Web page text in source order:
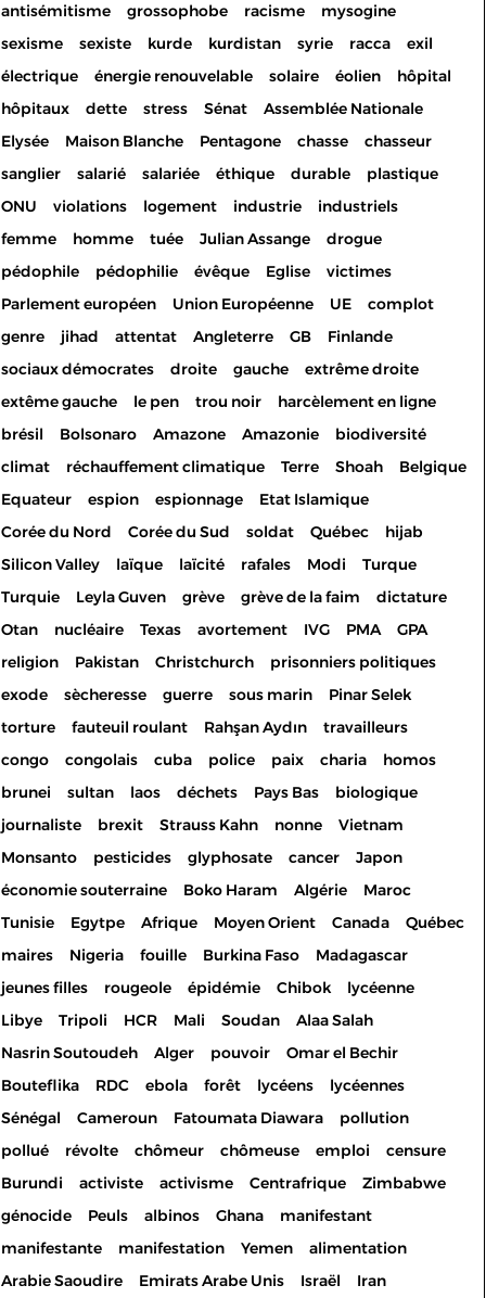
antisémitisme
grossophobe racisme
mysogine
sexisme
sexiste kurde kurdistan syrie racca
exil
électrique
énergie renouvelable solaire éolien
hôpital
hôpitaux
dette stress Sénat
Assemblée Nationale
Elysée
Maison Blanche Pentagone chasse
chasseur
sanglier
salarié salariée éthique durable
plastique
ONU
violations logement industrie
industriels
femme
homme tuée Julian Assange
drogue
pédophile
pédophilie évêque Eglise
victimes
Parlement européen
Union Européenne UE
complot
genre
jihad attentat Angleterre GB
Finlande
sociaux démocrates
droite gauche
extrême droite
extême gauche
le pen trou noir
harcèlement en ligne
brésil
Bolsonaro Amazone Amazonie
biodiversité
climat
réchauffement climatique Terre Shoah
Belgique
Equateur
espion espionnage
Etat Islamique
Corée du Nord
Corée du Sud soldat Québec
hijab
Silicon Valley
laïque laïcité rafales Modi
Turque
Turquie
Leyla Guven grève grève de la faim
dictature
Otan
nucléaire Texas avortement IVG PMA
GPA
religion
Pakistan Christchurch
prisonniers politiques
exode
sècheresse guerre sous marin
Pinar Selek
torture
fauteuil roulant Rahşan Aydın
travailleurs
congo
congolais cuba police paix charia
homos
brunei
sultan laos déchets Pays Bas
biologique
journaliste
brexit Strauss Kahn nonne
Vietnam
Monsanto
pesticides glyphosate cancer
Japon
économie souterraine
Boko Haram Algérie
Maroc
Tunisie
Egytpe Afrique Moyen Orient Canada
Québec
maires
Nigeria fouille Burkina Faso
Madagascar
jeunes filles
rougeole épidémie Chibok
lycéenne
Libye
Tripoli HCR Mali Soudan
Alaa Salah
Nasrin Soutoudeh
Alger pouvoir
Omar el Bechir
Bouteflika
RDC ebola forêt lycéens
lycéennes
Sénégal
Cameroun Fatoumata Diawara
pollution
pollué
révolte chômeur chômeuse emploi
censure
Burundi
activiste activisme Centrafrique
Zimbabwe
génocide
Peuls albinos Ghana
manifestant
manifestante
manifestation Yemen
alimentation
Arabie Saoudire
Emirats Arabe Unis Israël
Iran